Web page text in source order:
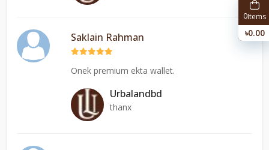
Saklain Rahman
Onek premium ekta wallet.
Urbalandbd
thanx
0Items
৳0.00